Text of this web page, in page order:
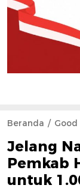
Beranda Good
Jelang
Pemkab
untuk